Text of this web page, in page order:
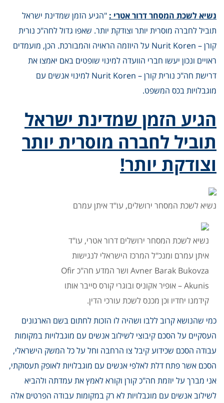
נשיא לשכת המסחרדרור אטרי : "הגיע הזמן שמדינת ישראל
תוביל לחברה מוסרית יותר וצודקת יותר. שאפו גדול לחה"כ נורית
קורן – Nurit Koren
על היוזמה הראויה והמבורכת. הכן, מועמדים
ראויים ונכון יעשו חברי הוועדה למינוי שופטים באם יאמצו את
דרישת חה"כ נורית קורן – Nurit Koren למינוי אנשים עם
מוגבלויות בכס המשפט.
הגיע הזמן שמדינת ישראל
תוביל לחברה מוסרית יותר
וצודקת יותר!
נשיא לשכת המסחר ירושלים, עו"ד איתן עמרם
נשיא לשכת המסחר ירושלים דרור אטרי, עו"ד
איתן עמרם ומנכ"ל המרכז הישראלי לנגישות
Avner Barak Bukovza ושר המדע חה"כ Ofir
Akunis – אופיר אקוניס ובוגרי קורס סייבר אותו
קידמנו יחדיו וכן מכנס לשכת עורכי הדין.
כמי שהנושא קרוב ללבו ושהיה לו הזכות לחתום בשם הארגונים
העסקיים על הסכם קיבוצי לשילוב אנשים עם מוגבלויות במקומות
עבודה הסכם שכידוע קיבל צו הרחבה וחל על כל המשק הישראלי,
הסכם אשר פתח דלת לאלפי אנשים עם מוגבלויות לאופק תעסוקתי,
אני מברך על יוזמת חה"כ קורן וקורא לאמץ את עמדתה ולהביא
לשילוב אנשים עם מוגבלויות לא רק במקומות עבודה הפרטים אלה